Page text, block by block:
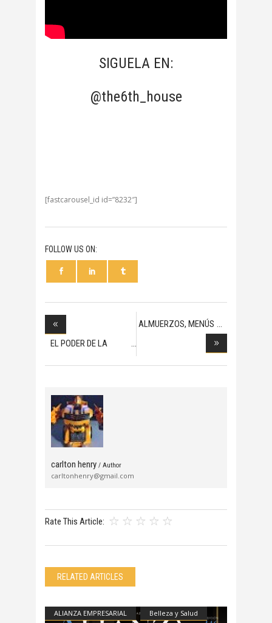
SIGUELA EN:
@the6th_house
[fastcarousel_id id=”8232″]
FOLLOW US ON:
EL PODER DE LA
ALMUERZOS, MENÚS
carlton henry / Author
carltonhenry@gmail.com
Rate This Article:
RELATED ARTICLES
ALIANZA EMPRESARIAL Belleza y Salud